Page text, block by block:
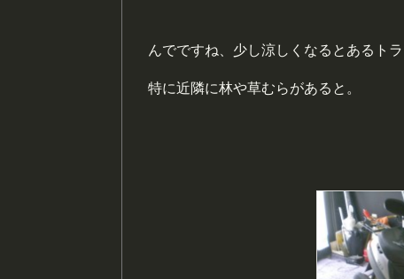
んでですね、少し涼しくなるとあるト
特に近隣に林や草むらがあると。